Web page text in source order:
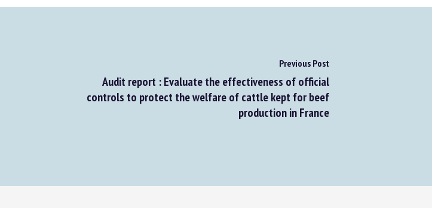
Previous Post
Audit report : Evaluate the effectiveness of official
controls to protect the welfare of cattle kept for beef
production in France